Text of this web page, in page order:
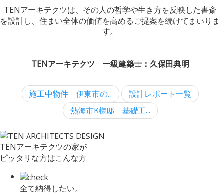
TENアーキテクツは、その人の哲学や生き方を反映した書斎
を設計し、住まい全体の価値を高めるご提案を続けてまいりま
す。
TENアーキテクツ 一級建築士：久保田典明
施工中物件 伊東市の...
設計レポート一覧
熱海市K様邸 基礎工...
TENアーキテクツの家が
ピッタリな方はこんな方
全て納得したい。